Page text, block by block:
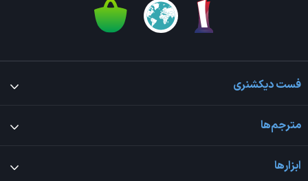
فست دیکشنری
مترجم‌ها
ابزارها